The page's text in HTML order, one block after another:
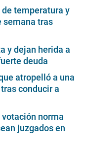
temperatura y
semana tras
y dejan herida a
deuda
atropelló a una
conducir a
norma
juzgados en